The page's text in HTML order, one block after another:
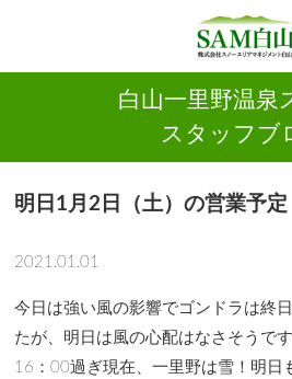
白山一里野温泉
スタッフブ
明日1月2日（土）の営業予定
2021.01.01
今日は強い風の影響でゴンドラは終
たが、明日は風の心配はなさそうです
16：00過ぎ現在、一里野は雪！明日